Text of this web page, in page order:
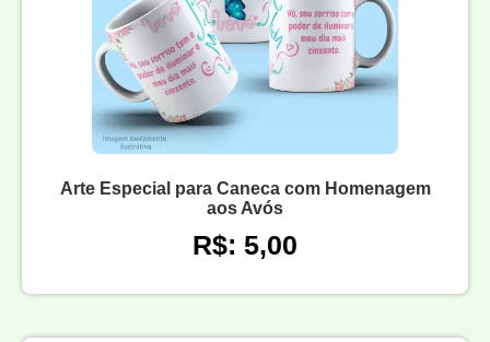
Arte Especial para Caneca com Homenagem
aos Avós
R$: 5,00